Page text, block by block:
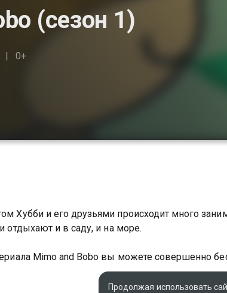
(сезон 1)
0+
Хубби и его друзьями происходит много
отдыхают и в саду, и на море.
Mimo and Bobo вы можете совершенно
Продолжая использовать